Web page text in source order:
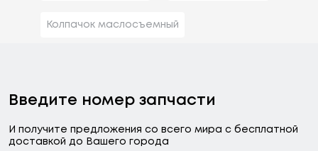
Колпачок маслосъемный
Введите номер запчасти
И получите предложения со всего мира с бесплатной
доставкой до Вашего города